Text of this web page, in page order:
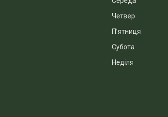
Четвер
Пʼятниця
Субота
Неділя